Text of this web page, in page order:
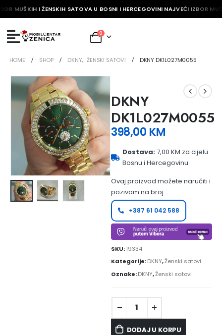
MUŠKIH I ŽENSKIH SATOVA U BOSNI I HERCEGOVINI NAJVEĆI IZBOR
0
HOME SHOP DKNY, ŽENSKI SATOVI DKNY DK1L027M0055
DKNY
DK1L027M0055
398,00 KM
Dostava:7,00 KM za cijelu
Bosnu i Hercegovinu
Ovaj proizvod možete naručiti i
pozivom na broj:
+387 61 042 588
SKU:19334
Kategorije:DKNY,Ženski satovi
Oznake:DKNY,Ženski satovi
DODAJ U KORPU